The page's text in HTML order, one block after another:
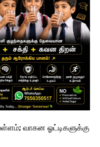
வாகன ஓட்டிகளுக்கு